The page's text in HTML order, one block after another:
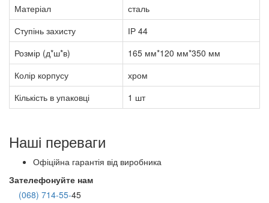
Матеріал
сталь
Ступінь захисту
ІР 44
Розмір (д*ш*в)
165 мм*120 мм*350 мм
Колір корпусу
хром
Кількість в упаковці
1 шт
Наші переваги
Офіційна гарантія від виробника
Зателефонуйте нам
(068) 714-55-45